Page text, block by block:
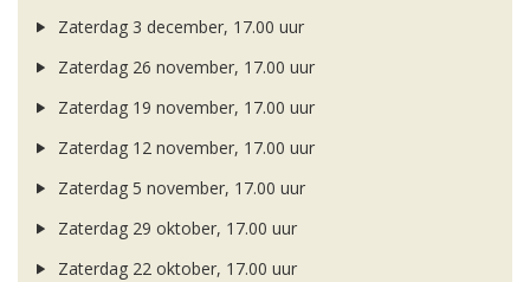
Zaterdag 3 december, 17.00 uur
Zaterdag 26 november, 17.00 uur
Zaterdag 19 november, 17.00 uur
Zaterdag 12 november, 17.00 uur
Zaterdag 5 november, 17.00 uur
Zaterdag 29 oktober, 17.00 uur
Zaterdag 22 oktober, 17.00 uur